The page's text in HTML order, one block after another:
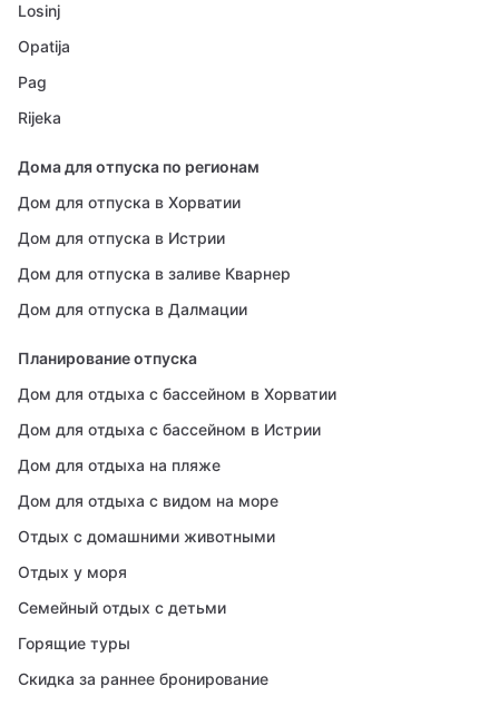
Losinj
Opatija
Pag
Rijeka
Дома для отпуска по регионам
Дом для отпуска в Хорватии
Дом для отпуска в Истрии
Дом для отпуска в заливе Кварнер
Дом для отпуска в Далмации
Планирование отпуска
Дом для отдыха с бассейном в Хорватии
Дом для отдыха с бассейном в Истрии
Дом для отдыха на пляже
Дом для отдыха с видом на море
Отдых с домашними животными
Отдых у моря
Семейный отдых с детьми
Горящие туры
Скидка за раннее бронирование